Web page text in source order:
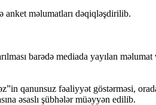
məlumatları dəqiqləşdirilib.
barədə mediada yayılan
qanunsuz fəaliyyət göstərməsi,
əsaslı şübhələr müəyyən edilib.